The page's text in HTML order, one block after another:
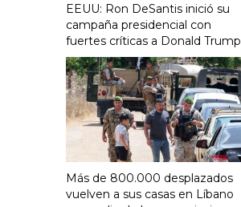
EEUU: Ron DeSantis inició su
campaña presidencial con
fuertes críticas a Donald Trump
Más de 800.000 desplazados
vuelven a sus casas en Líbano